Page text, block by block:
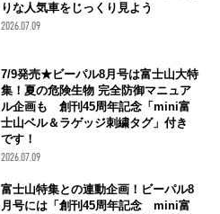
りな人気車をじっくり見よう
2026.07.09
7/9発売★ビーパル8月号は富士山大特
集！夏の危険生物 完全防御マニュア
ル企画も 創刊45周年記念「mini富
士山ベル＆ラゲッジ刺繍タグ」付き
です！
2026.07.09
富士山特集との連動企画！ビーパル8
月号には「創刊45周年記念 mini富